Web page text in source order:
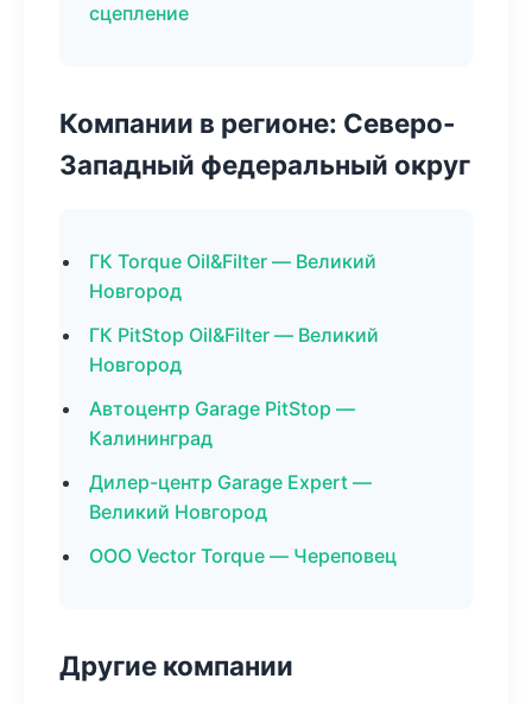
сцепление
Компании в регионе: Северо-
Западный федеральный округ
ГК Torque Oil&Filter — Великий
Новгород
ГК PitStop Oil&Filter — Великий
Новгород
Автоцентр Garage PitStop —
Калининград
Дилер-центр Garage Expert —
Великий Новгород
ООО Vector Torque — Череповец
Другие компании